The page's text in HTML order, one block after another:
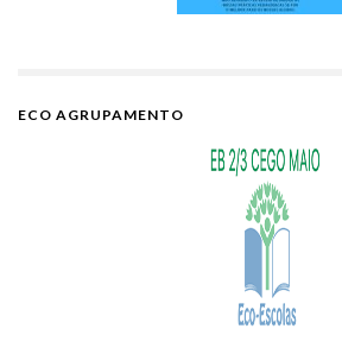
ECO AGRUPAMENTO